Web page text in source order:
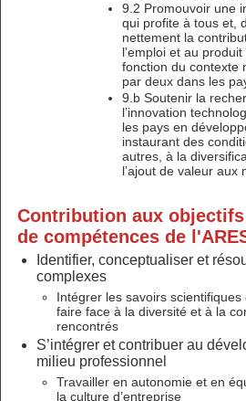
9.2 Promouvoir une
qui profite à tous et,
nettement la
l’emploi et au
fonction du contexte
par deux dans les
9.b Soutenir la
l’innovation
les pays en
instaurant des
autres, à la
l’ajout de valeur aux
Contribution aux objectifs
de compétences de
Identifier, conceptualiser et
complexes
Intégrer les savoirs
faire face à la diversité et à la
rencontrés
S’intégrer et contribuer au
milieu professionnel
Travailler en autonomie et en
la culture d’entreprise